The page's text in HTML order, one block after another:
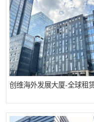
创维海外发展大厦-全球租